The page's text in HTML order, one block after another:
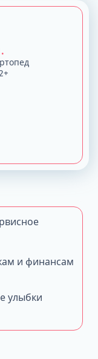
улыбки
и финансам